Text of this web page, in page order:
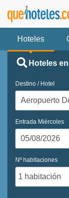
Hoteles
Hoteles
Destino / Hotel
Entrada Miércoles
Nº habitaciones